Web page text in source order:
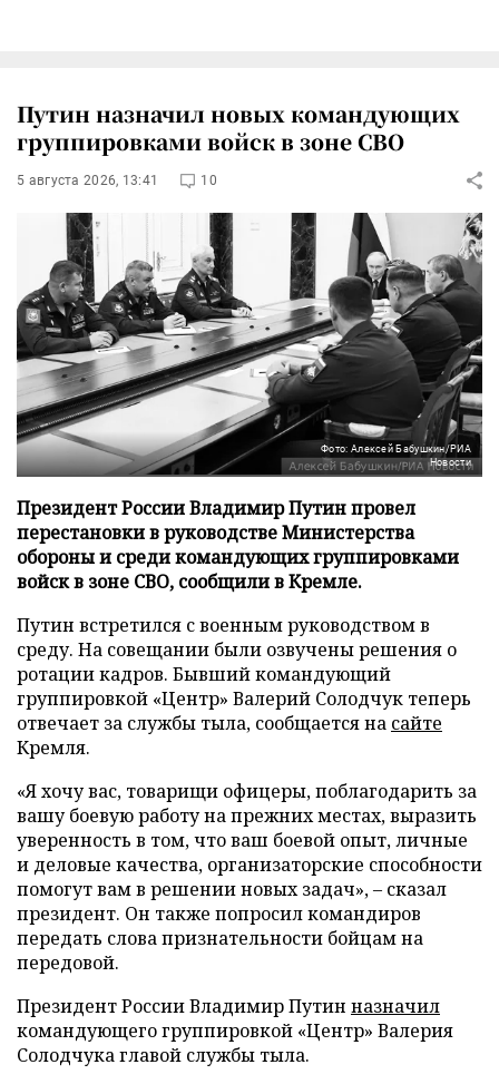
Путин назначил новых командующих
группировками войск в зоне СВО
5 августа 2026, 13:41 10
Фото: Алексей Бабушкин/РИА
Новости
Президент России Владимир Путин провел
перестановки в руководстве Министерства
обороны и среди командующих группировками
войск в зоне СВО, сообщили в Кремле.
Путин встретился с военным руководством в
среду. На совещании были озвучены решения о
ротации кадров. Бывший командующий
группировкой «Центр» Валерий Солодчук теперь
отвечает за службы тыла, сообщается на сайте
Кремля.
«Я хочу вас, товарищи офицеры, поблагодарить за
вашу боевую работу на прежних местах, выразить
уверенность в том, что ваш боевой опыт, личные
и деловые качества, организаторские способности
помогут вам в решении новых задач», – сказал
президент. Он также попросил командиров
передать слова признательности бойцам на
передовой.
Президент России Владимир Путин назначил
командующего группировкой «Центр» Валерия
Солодчука главой службы тыла.